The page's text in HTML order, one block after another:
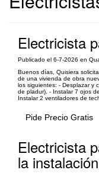
Electricista
Publicado el 6-7-2026 en
Buenos días, Quisiera
de una vivienda de obra
los siguientes: - Desplazar y
de pladur). - Instalar 7 ojos
Instalar 2 ventiladores de
Pide Precio Gratis
Electricista
la